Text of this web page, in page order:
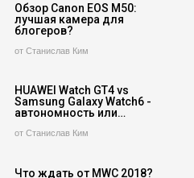
Обзор Canon EOS M50:
лучшая камера для
блогеров?
от Станислав Ким
HUAWEI Watch GT4 vs
Samsung Galaxy Watch6 -
автономность или…
от Станислав Ким
Что ждать от MWC 2018?